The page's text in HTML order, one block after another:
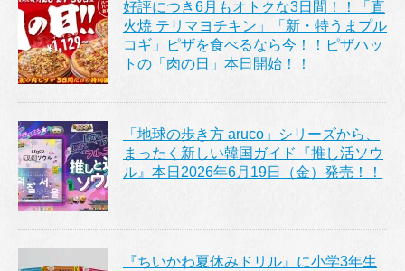
好評につき6月もオトクな3日間！！「直
火焼 テリマヨチキン」「新・特うまプル
コギ」ピザを食べるなら今！！ピザハッ
トの「肉の日」本日開始！！
「地球の歩き方 aruco」シリーズから、
まったく新しい韓国ガイド『推し活ソウ
ル』本日2026年6月19日（金）発売！！
『ちいかわ夏休みドリル』に小学3年生